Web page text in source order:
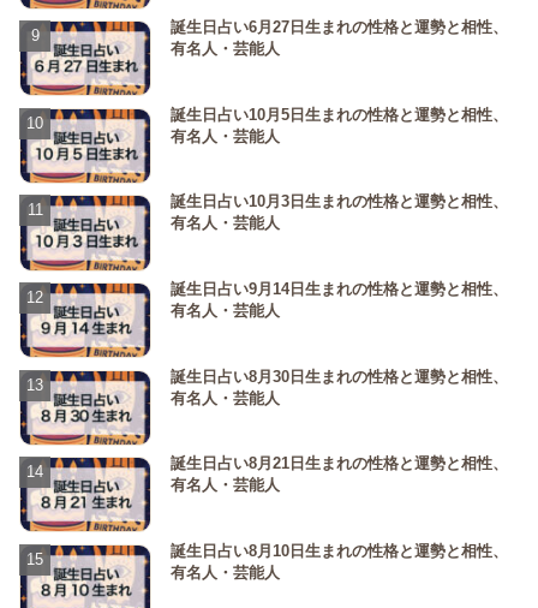
誕生日占い6月27日生まれの性格と運勢と相性、
有名人・芸能人
誕生日占い10月5日生まれの性格と運勢と相性、
有名人・芸能人
誕生日占い10月3日生まれの性格と運勢と相性、
有名人・芸能人
誕生日占い9月14日生まれの性格と運勢と相性、
有名人・芸能人
誕生日占い8月30日生まれの性格と運勢と相性、
有名人・芸能人
誕生日占い8月21日生まれの性格と運勢と相性、
有名人・芸能人
誕生日占い8月10日生まれの性格と運勢と相性、
有名人・芸能人